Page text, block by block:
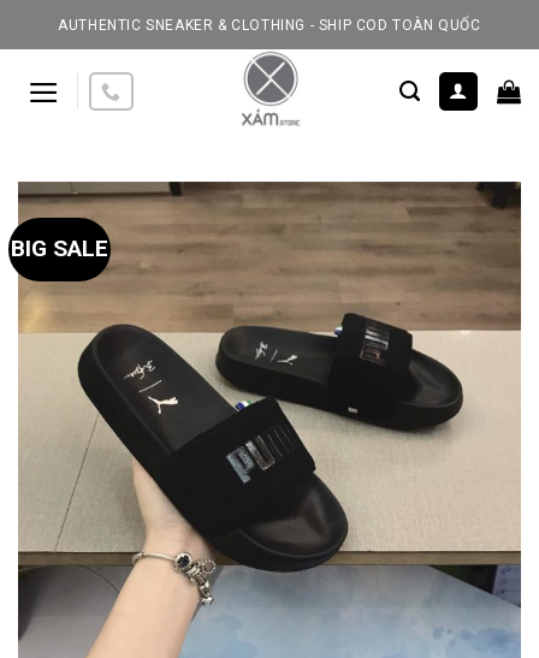
to
AUTHENTIC SNEAKER & CLOTHING - SHIP COD TOÀN QUỐC
BIG SALE